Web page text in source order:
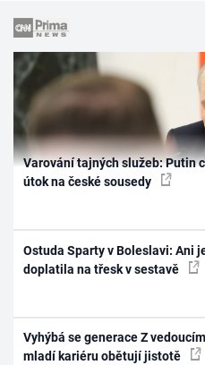
Varování tajných služeb: Putin
útok na české sousedy
Ostuda Sparty v Boleslavi: Ani
doplatila na třesk v sestavě
Vyhýbá se generace Z
mladí kariéru obětují jistotě